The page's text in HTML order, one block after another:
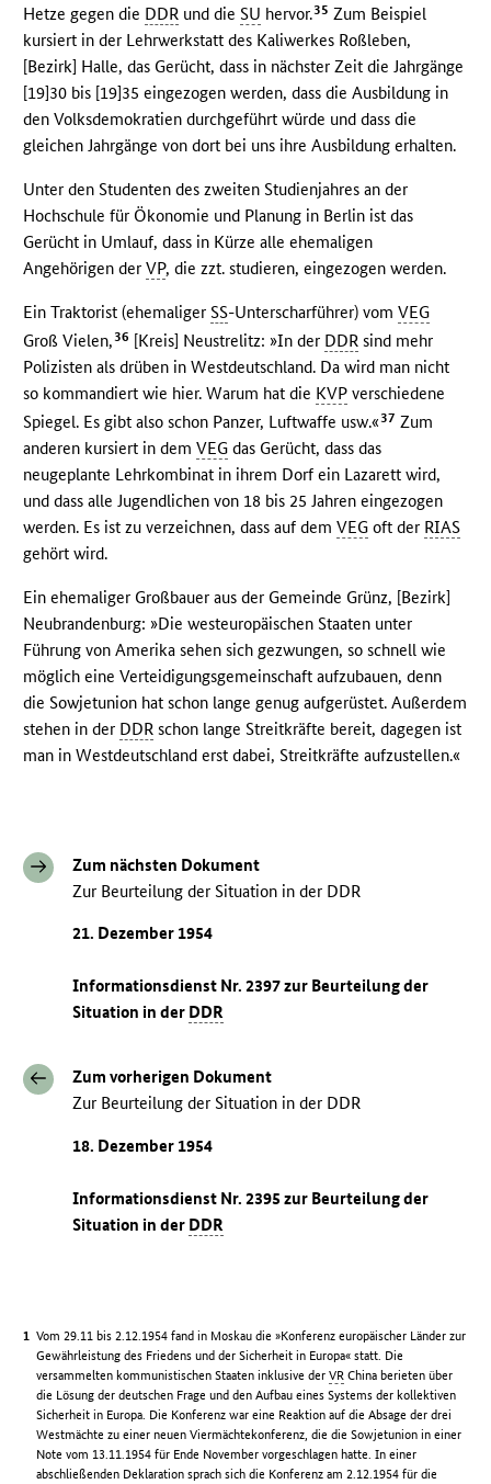
Hetze gegen die DDR und dieSU hervor.35 Zum Beispiel
kursiert in der Lehrwerkstatt des Kaliwerkes Roßleben,
[Bezirk] Halle, das Gerücht, dass in nächster Zeit die Jahrgänge
[19]30 bis [19]35 eingezogen werden, dass die Ausbildung in
den Volksdemokratien durchgeführt würde und dass die
gleichen Jahrgänge von dort bei uns ihre Ausbildung erhalten.
Unter den Studenten des zweiten Studienjahres an der
Hochschule für Ökonomie und Planung in Berlin ist das
Gerücht in Umlauf, dass in Kürze alle ehemaligen
Angehörigen derVP, die zzt. studieren, eingezogen werden.
Ein Traktorist (ehemaligerSS-Unterscharführer) vomVEG
Groß Vielen,36 [Kreis] Neustrelitz: »In der DDR sind mehr
Polizisten als drüben in Westdeutschland. Da wird man nicht
so kommandiert wie hier. Warum hat die KVP verschiedene
Spiegel. Es gibt also schon Panzer, Luftwaffe usw.«37 Zum
anderen kursiert in demVEG das Gerücht, dass das
neugeplante Lehrkombinat in ihrem Dorf ein Lazarett wird,
und dass alle Jugendlichen von 18 bis 25 Jahren eingezogen
werden. Es ist zu verzeichnen, dass auf demVEG oft der RIAS
gehört wird.
Ein ehemaliger Großbauer aus der Gemeinde Grünz, [Bezirk]
Neubrandenburg: »Die westeuropäischen Staaten unter
Führung von Amerika sehen sich gezwungen, so schnell wie
möglich eine Verteidigungsgemeinschaft aufzubauen, denn
die Sowjetunion hat schon lange genug aufgerüstet. Außerdem
stehen in der DDR schon lange Streitkräfte bereit, dagegen ist
man in Westdeutschland erst dabei, Streitkräfte aufzustellen.«
Zum nächsten Dokument
Zur Beurteilung der Situation in der DDR
21. Dezember 1954
Informationsdienst Nr. 2397 zur Beurteilung der
Situation in der DDR
Zum vorherigen Dokument
Zur Beurteilung der Situation in der DDR
18. Dezember 1954
Informationsdienst Nr. 2395 zur Beurteilung der
Situation in der DDR
Vom 29.11 bis 2.12.1954 fand in Moskau die »Konferenz europäischer Länder zur
Gewährleistung des Friedens und der Sicherheit in Europa« statt. Die
versammelten kommunistischen Staaten inklusive derVR China berieten über
die Lösung der deutschen Frage und den Aufbau eines Systems der kollektiven
Sicherheit in Europa. Die Konferenz war eine Reaktion auf die Absage der drei
Westmächte zu einer neuen Viermächtekonferenz, die die Sowjetunion in einer
Note vom 13.11.1954 für Ende November vorgeschlagen hatte. In einer
abschließenden Deklaration sprach sich die Konferenz am 2.12.1954 für die